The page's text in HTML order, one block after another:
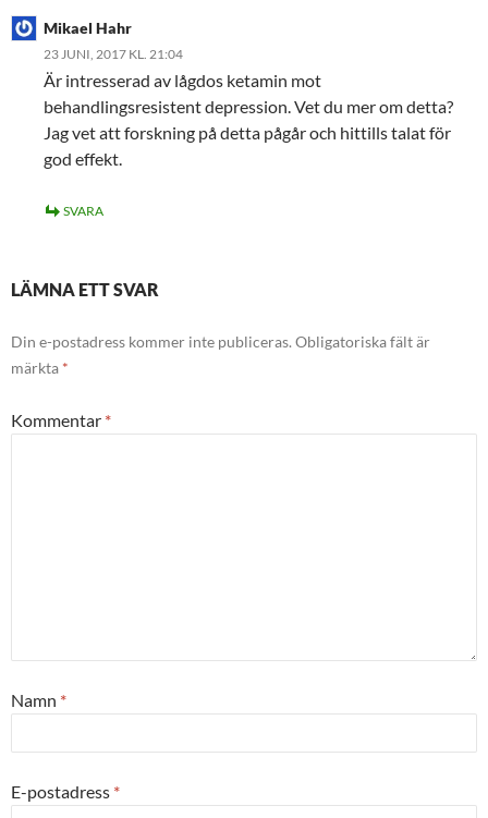
Mikael Hahr
23 JUNI, 2017 KL. 21:04
Är intresserad av lågdos ketamin mot
behandlingsresistent depression. Vet du mer om detta?
Jag vet att forskning på detta pågår och hittills talat för
god effekt.
SVARA
LÄMNA ETT SVAR
Din e-postadress kommer inte publiceras. Obligatoriska fält är
märkta *
Kommentar *
Namn *
E-postadress *